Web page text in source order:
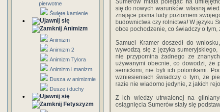
pierwotne
Święte kamienie
Animizm
Animizm
Animizm 2
Animizm Tylora
Animizm i manizm
Dusza w animizmie
Dusze i duchy
Fetyszyzm
Sumerów miała polegać na
się do nowych warunków: własną
znające pisma ludy poziomem
budownictwa czy rolnictwa! W języku
obce pochodzenie, co świadczy o
Samuel Kramer doszedł do
wywodzą się z języka
nie przypomina żadnego ze
używanymi obecnie, co dowodzi, że
semickimi, nie byli ich potomkami.
wzniesieniach świadczy o tym, że
razie nie wiadomo jedynie, z jakich
Z ich wiedzy utrwalonej na
osiągnięcia Sumerów stały się